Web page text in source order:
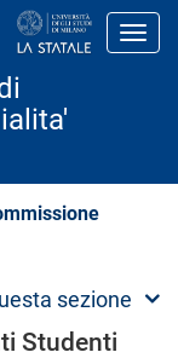
sezione
Studenti